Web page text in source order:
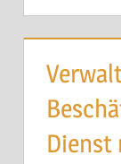
Dienst